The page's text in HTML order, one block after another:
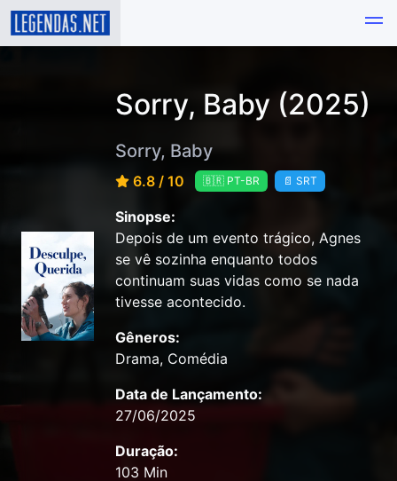
Sorry, Baby (2025)
Sorry, Baby
6.8 / 10 🇧🇷 PT-BR 📄 SRT
Sinopse:
Depois de um evento trágico, Agnes
se vê sozinha enquanto todos
continuam suas vidas como se nada
tivesse acontecido.
Gêneros:
Drama, Comédia
Data de Lançamento:
27/06/2025
Duração:
103 Min